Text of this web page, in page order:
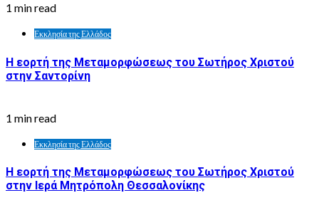
1 min read
Εκκλησία της Ελλάδος
Η εορτή της Μεταμορφώσεως του Σωτήρος Χριστού
στην Σαντορίνη
1 min read
Εκκλησία της Ελλάδος
Η εορτή της Μεταμορφώσεως του Σωτήρος Χριστού
στην Ιερά Μητρόπολη Θεσσαλονίκης